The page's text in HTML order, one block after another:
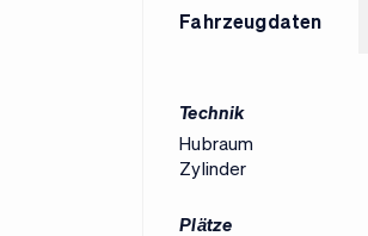
Fahrzeugdaten
Technik
Hubraum
Zylinder
Plätze